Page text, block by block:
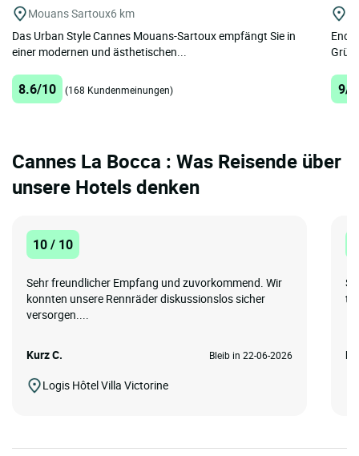
Mouans Sartoux6 km
Das Urban Style Cannes Mouans-Sartoux empfängt Sie in
einer modernen und ästhetischen...
8.6/10 (168 Kundenmeinungen) 9/
Cannes La Bocca : Was Reisende über
unsere Hotels denken
10 / 10
Sehr freundlicher Empfang und zuvorkommend. Wir
konnten unsere Rennräder diskussionslos sicher
versorgen....
Kurz C. Bleib in 22-06-2026
Logis Hôtel Villa Victorine